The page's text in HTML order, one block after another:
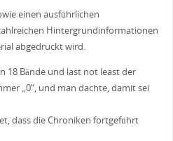
einen ausführlichen
Hintergrundinformationen
abgedruckt wird.
18 Bände und last not least der
„0“, und man dachte, damit sei
dass die Chroniken fortgeführt